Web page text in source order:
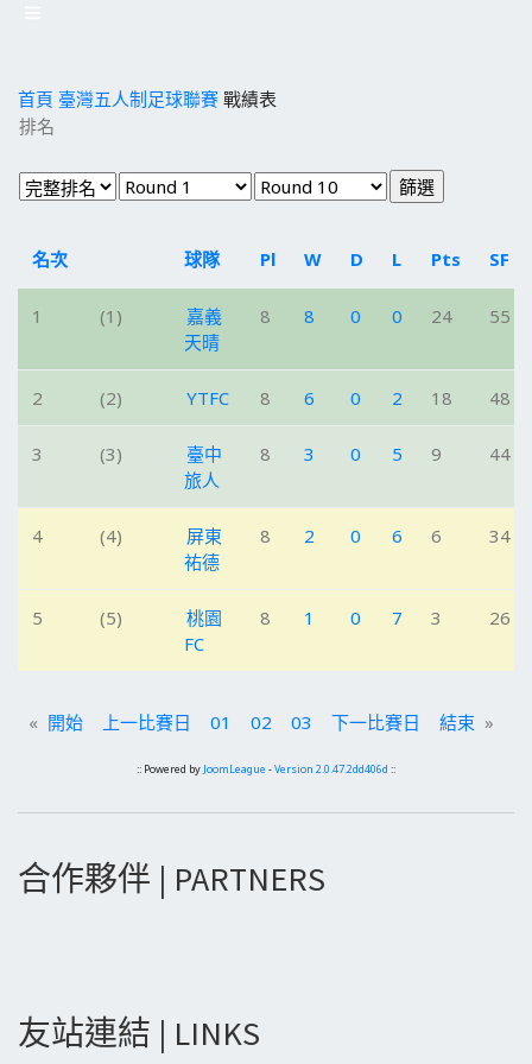
首頁 臺灣五人制足球聯賽 戰績表
排名
名次 球隊 Pl W D L Pts SF
1 (1)
嘉義
天晴
8 8 0 0 24 55
2 (2) YTFC 8 6 0 2 18 48
3 (3)
臺中
旅人
8 3 0 5 9 44
4 (4)
屏東
祐德
8 2 0 6 6 34
5 (5)
桃園
FC
8 1 0 7 3 26
« 開始 上一比賽日 01 02 03 下一比賽日 結束 »
:: Powered by JoomLeague -Version 2.0.47.2dd406d ::
合作夥伴 | PARTNERS
友站連結 | LINKS